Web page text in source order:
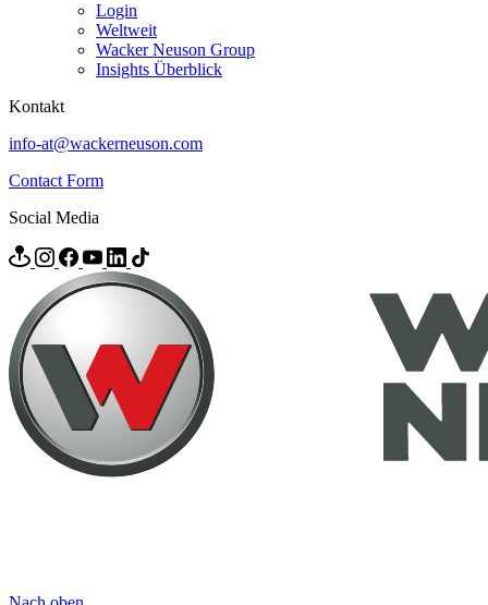
Login
Weltweit
Wacker Neuson Group
Insights Überblick
Kontakt
info-at@wackerneuson.com
Contact Form
Social Media